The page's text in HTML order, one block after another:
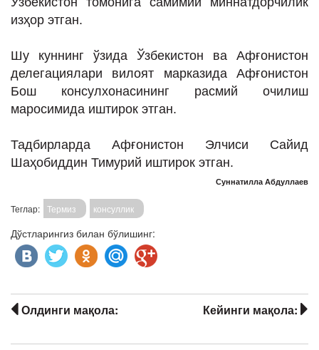
изҳор этган.
Шу куннинг ўзида Ўзбекистон ва Афғонистон
делегациялари вилоят марказида Афғонистон
Бош консулхонасининг расмий очилиш
маросимида иштирок этган.
Тадбирларда Афғонистон Элчиси Сайид
Шаҳобиддин Тимурий иштирок этган.
Суннатилла Абдуллаев
Теглар: Термиз консуллик
Дўстларингиз билан бўлишинг:
Кейинги мақола:
Олдинги мақола: